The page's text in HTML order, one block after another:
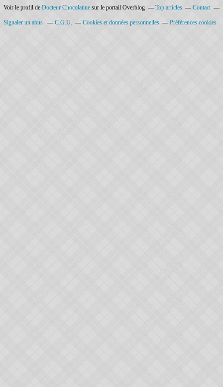
Voir le profil de Docteur Chocolatine sur le portail Overblog Top articles Contact
Signaler un abus C.G.U. Cookies et données personnelles Préférences cookies